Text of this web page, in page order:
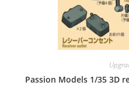
Passion Models 1/35 3D